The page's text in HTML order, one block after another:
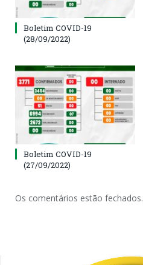
Boletim COVID-19
(28/09/2022)
Boletim COVID-19
(27/09/2022)
Os comentários estão fechados.